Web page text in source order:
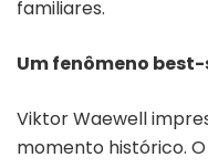
familiares.
Um fenômeno
Viktor Waewell
momento histórico.